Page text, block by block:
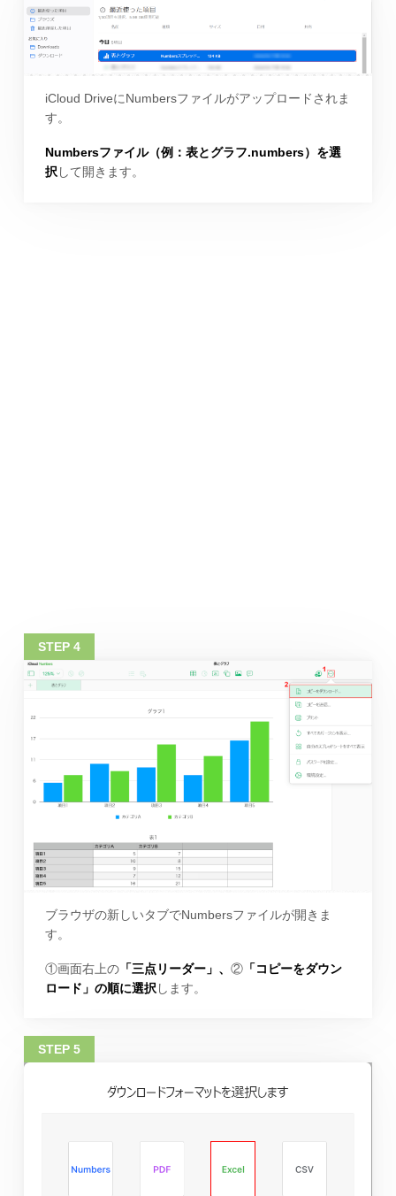
iCloud DriveにNumbersファイルがアップロードされま
す。
Numbersファイル（例：表とグラフ.numbers）を選
択して開きます。
ブラウザの新しいタブでNumbersファイルが開きま
す。
①画面右上の「三点リーダー」、 ②「コピーをダウン
ロード」の順に選択 します。